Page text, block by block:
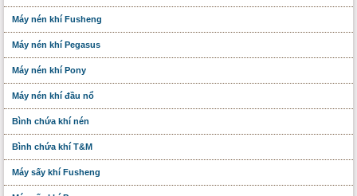
Máy nén khí Fusheng
Máy nén khí Pegasus
Máy nén khí Pony
Máy nén khí đầu nổ
Bình chứa khí nén
Bình chứa khí T&M
Máy sấy khí Fusheng